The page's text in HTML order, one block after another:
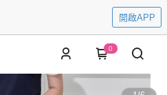
開啟APP
0